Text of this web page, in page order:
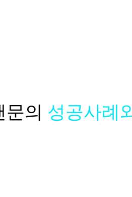
문의 성공사례